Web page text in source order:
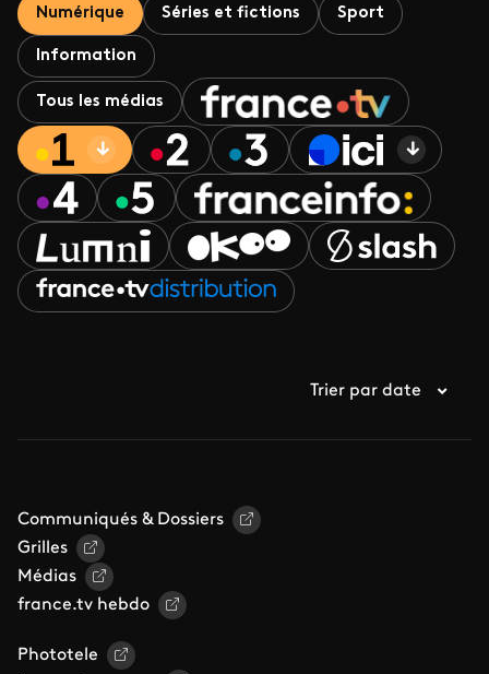
Numérique Séries et fictions Sport
Information
Tous les médias
Trier par date
Communiqués & Dossiers
Grilles
Médias
france.tv hebdo
Phototele